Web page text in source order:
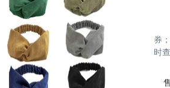
券
时